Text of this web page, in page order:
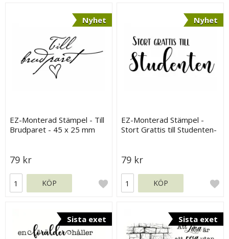
Nyhet
EZ-Monterad Stämpel - Till
Brudparet - 45 x 25 mm
79 kr
KÖP
Nyhet
EZ-Monterad Stämpel -
Stort Grattis till Studenten-
79 kr
KÖP
Sista exet Sista exet